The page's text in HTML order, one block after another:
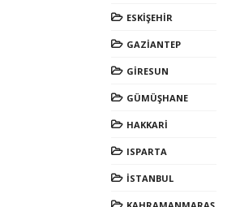
ESKİŞEHİR
GAZİANTEP
GİRESUN
GÜMÜŞHANE
HAKKARİ
ISPARTA
İSTANBUL